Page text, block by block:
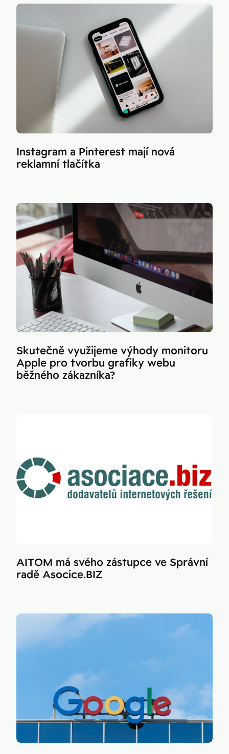
Instagram a Pinterest mají nová
reklamní tlačítka
Skutečně využijeme výhody monitoru
Apple pro tvorbu grafiky webu
běžného zákazníka?
AITOM má svého zástupce ve Správní
radě Asocice.BIZ